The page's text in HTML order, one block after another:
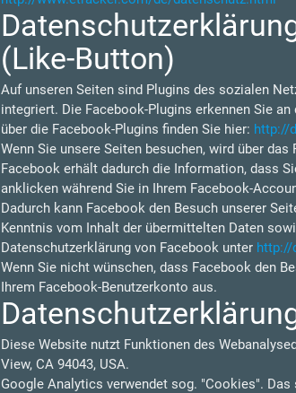
(Like-Button)
Auf unseren Seiten sind Plugins des sozialen
integriert. Die Facebook-Plugins erkennen Sie
über die Facebook-Plugins finden Sie hier: http://
Wenn Sie unsere Seiten besuchen, wird über
Facebook erhält dadurch die Information, dass
anklicken während Sie in Ihrem Facebook-
Dadurch kann Facebook den Besuch unserer
Kenntnis vom Inhalt der übermittelten Daten
Datenschutzerklärung von Facebook unter http://
Wenn Sie nicht wünschen, dass Facebook den
Ihrem Facebook-Benutzerkonto aus.
Diese Website nutzt Funktionen des
View, CA 94043, USA.
Google Analytics verwendet sog. "Cookies".